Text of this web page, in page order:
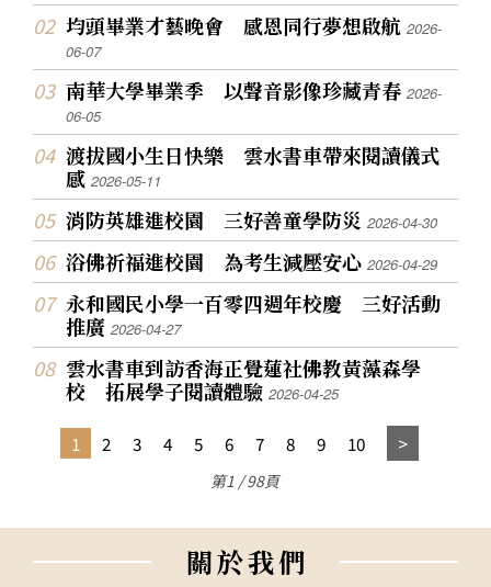
均頭畢業才藝晚會 感恩同行夢想啟航2026-
06-07
南華大學畢業季 以聲音影像珍藏青春2026-
06-05
渡拔國小生日快樂 雲水書車帶來閱讀儀式
感2026-05-11
消防英雄進校園 三好善童學防災2026-04-30
浴佛祈福進校園 為考生減壓安心2026-04-29
永和國民小學一百零四週年校慶 三好活動
推廣2026-04-27
雲水書車到訪香海正覺蓮社佛教黃藻森學
校 拓展學子閱讀體驗2026-04-25
1 2 3 4 5 6 7 8 9 10
第1 / 98頁
關於我們